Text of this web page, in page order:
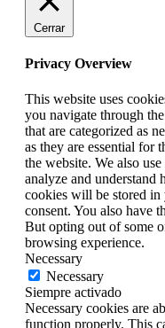
Cerrar
Privacy Overview
This website uses
you navigate through
that are categorized as
as they are essential for
the website. We also
analyze and understand
cookies will be stored
consent. You also have
But opting out of some
browsing experience.
Necessary
Necessary
Siempre activado
Necessary cookies are
function properly. This